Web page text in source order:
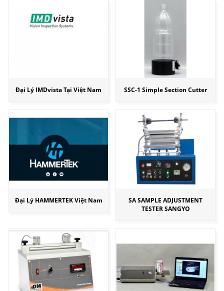
Đại Lý IMDvista Tại Việt Nam SSC-1 Simple Section Cutter
Đại Lý HAMMERTEK Việt Nam
SA SAMPLE ADJUSTMENT
TESTER SANGYO